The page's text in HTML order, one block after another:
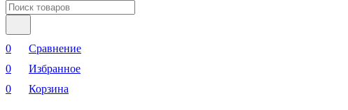
0
Сравнение
0
Избранное
0
Корзина